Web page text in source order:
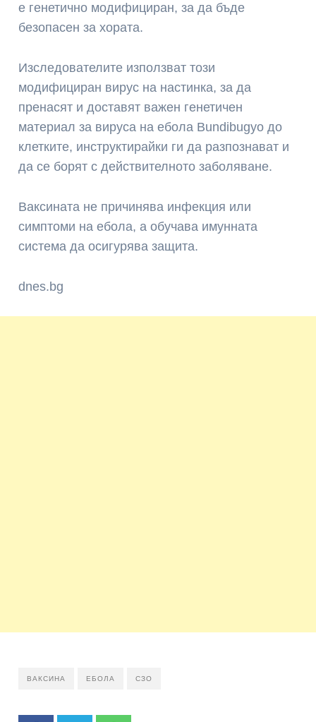
е генетично модифициран, за да бъде
безопасен за хората.
Изследователите използват този
модифициран вирус на настинка, за да
пренасят и доставят важен генетичен
материал за вируса на ебола Bundibugyo до
клетките, инструктирайки ги да разпознават и
да се борят с действителното заболяване.
Ваксината не причинява инфекция или
симптоми на ебола, а обучава имунната
система да осигурява защита.
dnes.bg
ВАКСИНА ЕБОЛА СЗО